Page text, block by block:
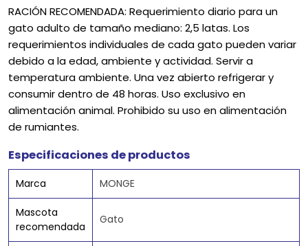
RACIÓN RECOMENDADA: Requerimiento diario para un
gato adulto de tamaño mediano: 2,5 latas. Los
requerimientos individuales de cada gato pueden variar
debido a la edad, ambiente y actividad. Servir a
temperatura ambiente. Una vez abierto refrigerar y
consumir dentro de 48 horas. Uso exclusivo en
alimentación animal. Prohibido su uso en alimentación
de rumiantes.
Especificaciones de productos
Marca MONGE
Mascota
recomendada
Gato